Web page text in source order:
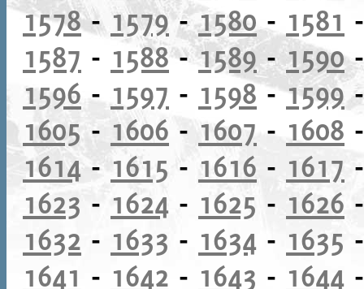
1578- 1579-1580- 1581
1587 - 1588-1589-1590
1596 - 1597 - 1598-1599
1605 - 1606 - 1607 - 1608
1614-1615 - 1616 - 1617
1623 - 1624 - 1625 - 1626
1632 - 1633 - 1634 - 1635
1641 - 1642 - 1643 - 1644